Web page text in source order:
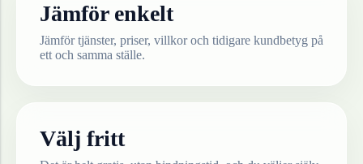
Jämför enkelt
Jämför tjänster, priser, villkor och tidigare kundbetyg på
ett och samma ställe.
Välj fritt